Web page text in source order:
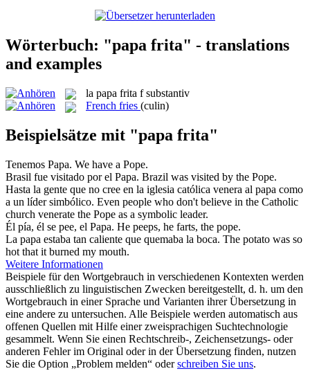
Wörterbuch: "papa frita" - translations
and examples
la papa frita f substantiv
French fries (culin)
Beispielsätze mit "papa frita"
Tenemos Papa. We have a Pope.
Brasil fue visitado por el Papa. Brazil was visited by the Pope.
Hasta la gente que no cree en la iglesia católica venera al papa como
a un líder simbólico. Even people who don't believe in the Catholic
church venerate the Pope as a symbolic leader.
Él pía, él se pee, el Papa. He peeps, he farts, the pope.
La papa estaba tan caliente que quemaba la boca. The potato was so
hot that it burned my mouth.
Weitere Informationen
Beispiele für den Wortgebrauch in verschiedenen Kontexten werden
ausschließlich zu linguistischen Zwecken bereitgestellt, d. h. um den
Wortgebrauch in einer Sprache und Varianten ihrer Übersetzung in
eine andere zu untersuchen. Alle Beispiele werden automatisch aus
offenen Quellen mit Hilfe einer zweisprachigen Suchtechnologie
gesammelt. Wenn Sie einen Rechtschreib-, Zeichensetzungs- oder
anderen Fehler im Original oder in der Übersetzung finden, nutzen
Sie die Option „Problem melden“ oderschreiben Sie uns.